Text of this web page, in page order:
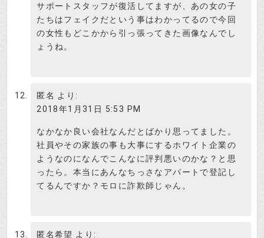
サポートスタッフが復活してますが、あの女の子
たちはフェイクだという事はわかってるので今回
の女性もどこかから引っ張ってきた画像なんでし
ょうね。
匿名 より:
2018年1月31日 5:53 PM
なかなか良い会社なんだとばかり思ってました。
社員やその家族の事も大事にするホワイト企業の
ようなのになんでこんなに評判悪いのかな？と思
ったら。本当にあんなちっさなアパートで登記し
てるんですか？モロに詐欺師じゃん。
匿名希望 より: